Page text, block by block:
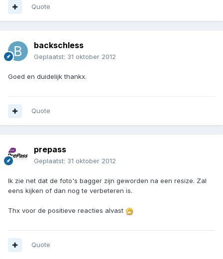
Quote
backschless
Geplaatst: 31 oktober 2012
Goed en duidelijk thankx.
Quote
prepass
Geplaatst: 31 oktober 2012
Ik zie net dat de foto's bagger zijn geworden na een resize. Zal
eens kijken of dan nog te verbeteren is.
Thx voor de positieve reacties alvast
Quote